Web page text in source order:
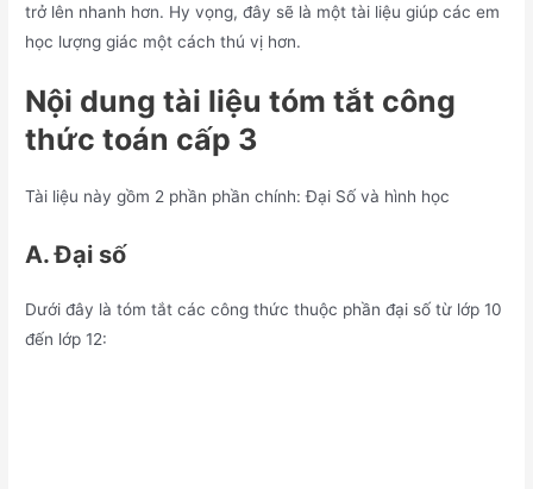
trở lên nhanh hơn. Hy vọng, đây sẽ là một tài liệu giúp các em
học lượng giác một cách thú vị hơn.
Nội dung tài liệu tóm tắt công
thức toán cấp 3
Tài liệu này gồm 2 phần phần chính: Đại Số và hình học
A. Đại số
Dưới đây là tóm tắt các công thức thuộc phần đại số từ lớp 10
đến lớp 12: